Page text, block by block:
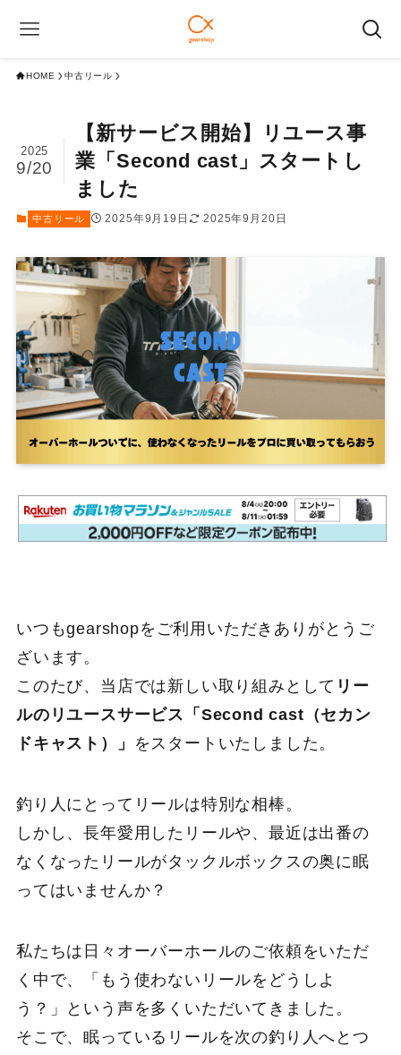
HOME 中古リール
【新サービス開始】リユース事
業「Second cast」スタートし
ました
2025
9/20
中古リール 2025年9月19日 2025年9月20日
いつもgearshopをご利用いただきありがとうご
ざいます。
このたび、当店では新しい取り組みとして リー
ルのリユースサービス「Second cast（セカン
ドキャスト）」
をスタートいたしました。
釣り人にとってリールは特別な相棒。
しかし、長年愛用したリールや、最近は出番の
なくなったリールがタックルボックスの奥に眠
ってはいませんか？
私たちは日々オーバーホールのご依頼をいただ
く中で、「もう使わないリールをどうしよ
う？」という声を多くいただいてきました。
そこで、眠っているリールを次の釣り人へとつ